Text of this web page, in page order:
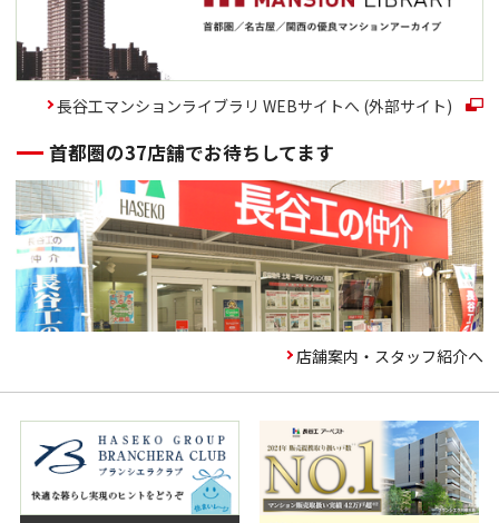
長谷工マンションライブラリ WEBサイトへ (外部サイト)
首都圏の37店舗でお待ちしてます
店舗案内・スタッフ紹介へ